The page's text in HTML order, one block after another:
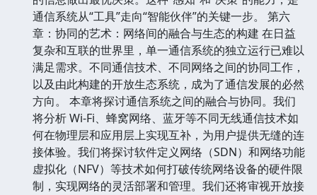
通信系统从“工具”走向“智能伙伴”的关键一步。 第六
章：协同的艺术：网络间的融合与生态的构建 在日益
复杂和互联的世界里，单一通信系统的独立运行已难以
满足需求。不同通信技术、不同网络之间的协同工作，
以及由此构建的开放生态系统，成为了通信发展的必然
方向。 本章将探讨通信系统之间的融合与协同。我们
将分析 Wi-Fi、蜂窝网络、蓝牙等不同无线通信技术如
何在物理层和应用层上实现互补，为用户提供无缝的连
接体验。我们将探讨软件定义网络（SDN）和网络功能
虚拟化（NFV）等技术如何打破传统网络设备的硬件限
制，实现网络的灵活部署和管理。我们还将审视开放接